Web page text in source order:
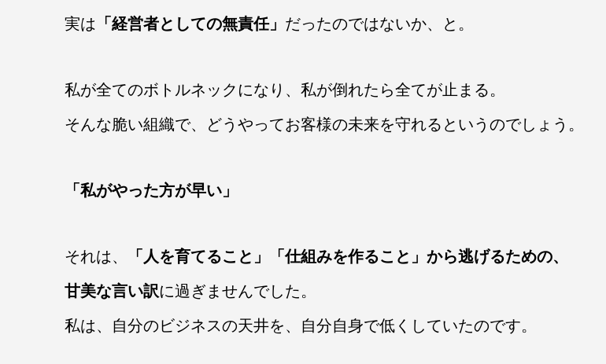
実は 「経営者としての無責任」 だったのではないか、と。
私が全てのボトルネックになり、私が倒れたら全てが止まる。
そんな脆い組織で、どうやってお客様の未来を守れるというのでしょう。
「私がやった方が早い」
それは、
「人を育てること」「仕組みを作ること」から逃げるための、
甘美な言い訳に過ぎませんでした。
私は、自分のビジネスの天井を、自分自身で低くしていたのです。